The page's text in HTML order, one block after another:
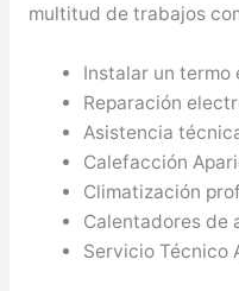
multitud de trabajos
Instalar un termo
Reparación
Asistencia
Calefacción
Climatización
Calentadores de
Servicio Técnico